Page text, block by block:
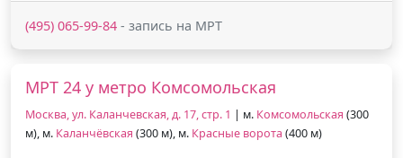
(495) 065-99-84 - запись на МРТ
МРТ 24 у метро Комсомольская
Москва, ул. Каланчевская, д. 17, стр. 1 | м. Комсомольская (300
м), м. Каланчёвская (300 м), м. Красные ворота (400 м)